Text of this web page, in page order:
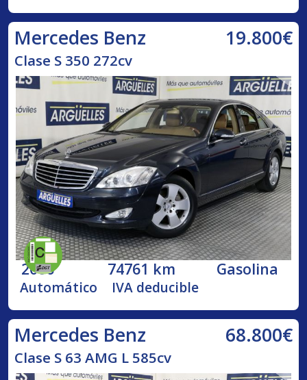
Mercedes Benz 19.800€
Clase S 350 272cv
2006 74761 km Gasolina
Automático IVA deducible
Mercedes Benz 68.800€
Clase S 63 AMG L 585cv